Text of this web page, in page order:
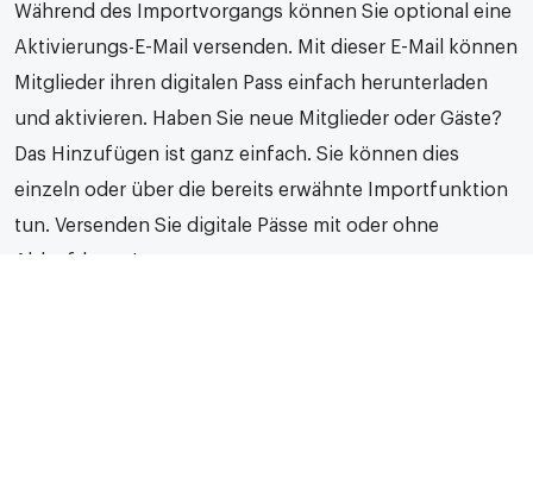
Während des Importvorgangs können Sie optional eine
Aktivierungs-E-Mail versenden. Mit dieser E-Mail können
Mitglieder ihren digitalen Pass einfach herunterladen
und aktivieren. Haben Sie neue Mitglieder oder Gäste?
Das Hinzufügen ist ganz einfach. Sie können dies
einzeln oder über die bereits erwähnte Importfunktion
tun. Versenden Sie digitale Pässe mit oder ohne